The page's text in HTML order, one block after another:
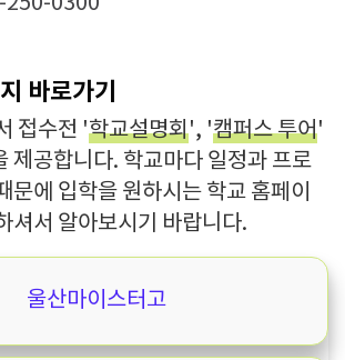
바로가기
접수전 '학교설명회', '캠퍼스 투어'
제공합니다. 학교마다 일정과 프로
문에 입학을 원하시는 학교 홈페이
셔서 알아보시기 바랍니다.
울산마이스터고